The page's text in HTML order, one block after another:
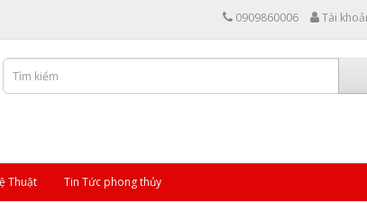
0909860006 Tài
Thuật Tin Tức phong thủy